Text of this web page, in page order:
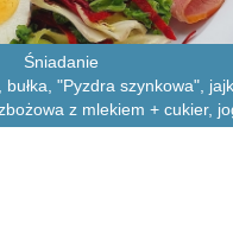
Śniadanie
"Pyzdra szynkowa",
z mlekiem + cukier,